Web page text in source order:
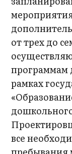
от трех до
программам
рамках
все